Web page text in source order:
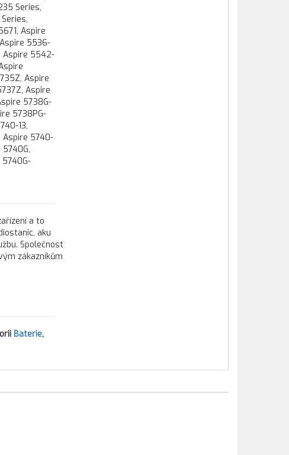
Series,
Aspire
5536-
Aspire 5542-
Aspire
Aspire
5738G-
5738PG-
13,
Aspire 5740-
a to
aku
Společnost
zákazníkům
Baterie,